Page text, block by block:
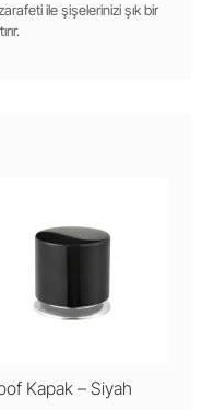
ile şişelerinizi şık bir
Kapak – Siyah